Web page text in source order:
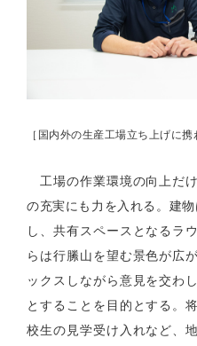
［国内外の生産工場立ち上げに
工場の作業環境の向上だ
の充実にも力を入れる。建
し、共有スペースとなるラ
らは行縢山を望む景色が広
ックスしながら意見を交わ
とすることを目的とする。
校生の見学受け入れなど、